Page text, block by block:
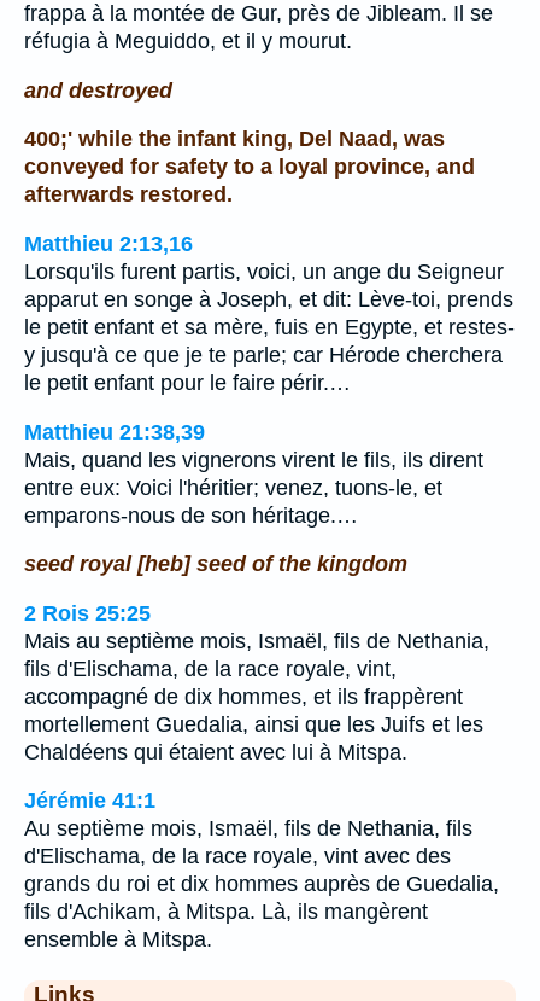
frappa à la montée de Gur, près de Jibleam. Il se
réfugia à Meguiddo, et il y mourut.
and destroyed
400;' while the infant king, Del Naad, was
conveyed for safety to a loyal province, and
afterwards restored.
Matthieu 2:13,16
Lorsqu'ils furent partis, voici, un ange du Seigneur
apparut en songe à Joseph, et dit: Lève-toi, prends
le petit enfant et sa mère, fuis en Egypte, et restes-
y jusqu'à ce que je te parle; car Hérode cherchera
le petit enfant pour le faire périr.…
Matthieu 21:38,39
Mais, quand les vignerons virent le fils, ils dirent
entre eux: Voici l'héritier; venez, tuons-le, et
emparons-nous de son héritage.…
seed royal [heb] seed of the kingdom
2 Rois 25:25
Mais au septième mois, Ismaël, fils de Nethania,
fils d'Elischama, de la race royale, vint,
accompagné de dix hommes, et ils frappèrent
mortellement Guedalia, ainsi que les Juifs et les
Chaldéens qui étaient avec lui à Mitspa.
Jérémie 41:1
Au septième mois, Ismaël, fils de Nethania, fils
d'Elischama, de la race royale, vint avec des
grands du roi et dix hommes auprès de Guedalia,
fils d'Achikam, à Mitspa. Là, ils mangèrent
ensemble à Mitspa.
Links